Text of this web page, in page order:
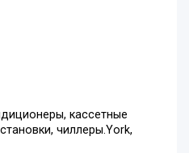
кассетные
чиллеры.York,